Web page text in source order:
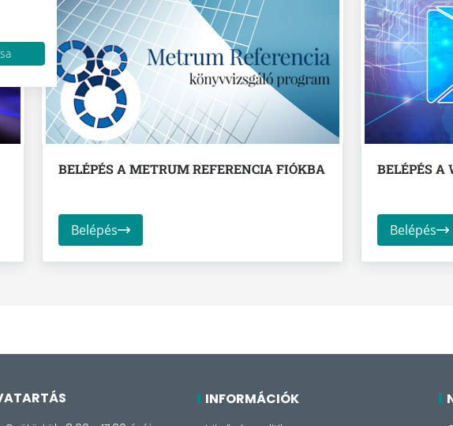
BELÉPÉS A METRUM REFERENCIA FIÓKBA
Belépés
BELÉPÉS A
Belépés
INFORMÁCIÓK